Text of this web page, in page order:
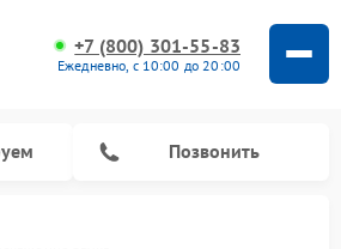
+7 (800) 301-55-83
Ежедневно, с 10:00 до 20:00
Позвонить